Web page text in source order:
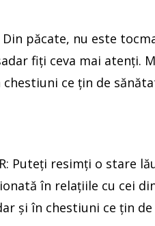
Din păcate, nu este
fiţi ceva mai atenţi.
ce ţin de
Puteţi resimţi o stare
în relaţiile cu cei
şi în chestiuni ce ţin